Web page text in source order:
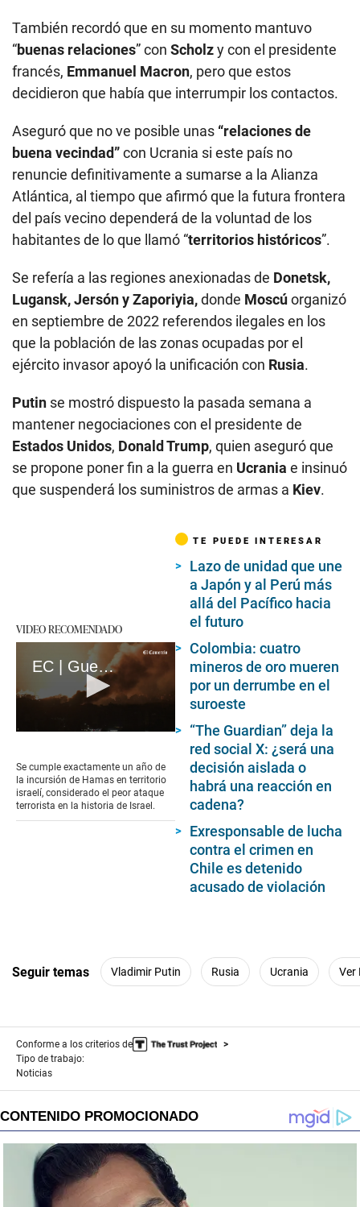
También recordó que en su momento mantuvo
“buenas relaciones” con Scholzy con el presidente
francés, Emmanuel Macron, pero que estos
decidieron que había que interrumpir los contactos.
Aseguró que no ve posible unas “relaciones de
buena vecindad”con Ucrania si este país no
renuncie definitivamente a sumarse a la Alianza
Atlántica, al tiempo que afirmó que la futura frontera
del país vecino dependerá de la voluntad de los
habitantes de lo que llamó “territorios históricos”.
Se refería a las regiones anexionadas de Donetsk,
Lugansk, Jersón y Zaporiyia,donde Moscúorganizó
en septiembre de 2022 referendos ilegales en los
que la población de las zonas ocupadas por el
ejército invasor apoyó la unificación con Rusia.
Putin se mostró dispuesto la pasada semana a
mantener negociaciones con el presidente de
Estados Unidos, Donald Trump, quien aseguró que
se propone poner fin a la guerra en Ucrania e insinuó
que suspenderá los suministros de armas a Kiev.
VIDEO RECOMENDADO
EC | Guerra en Gaza: A un año del ataque mortal de Hamás en Israel (loop)
of
17
seconds
Se cumple exactamente un año de
la incursión de Hamas en territorio
israelí, considerado el peor ataque
terrorista en la historia de Israel.
TE PUEDE INTERESAR
Lazo de unidad que une
a Japón y al Perú más
allá del Pacífico hacia
el futuro
Colombia: cuatro
mineros de oro mueren
por un derrumbe en el
suroeste
“The Guardian” deja la
red social X: ¿será una
decisión aislada o
habrá una reacción en
cadena?
Exresponsable de lucha
contra el crimen en
Chile es detenido
acusado de violación
Seguir temas Vladimir Putin Rusia Ucrania Ver
Conforme a los criterios de
Tipo de trabajo:
Noticias